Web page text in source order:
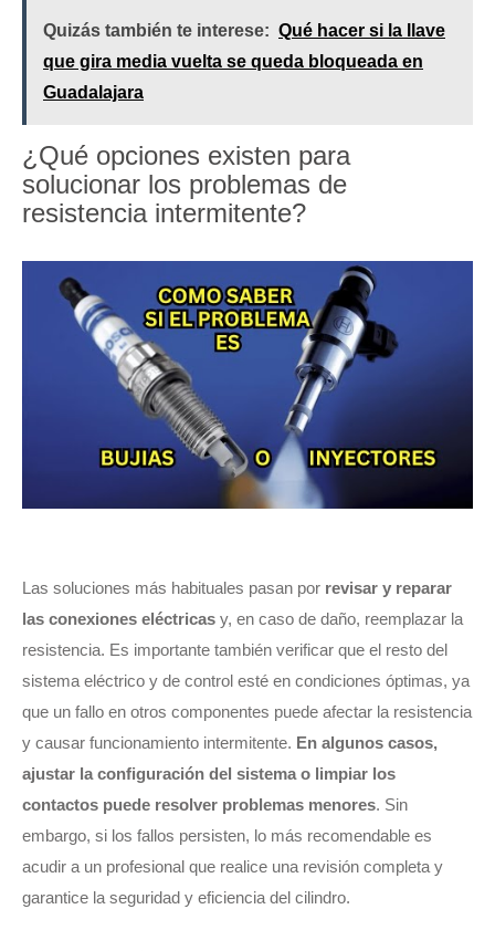
Quizás también te interese: Qué hacer si la llave
que gira media vuelta se queda bloqueada en
Guadalajara
¿Qué opciones existen para
solucionar los problemas de
resistencia intermitente?
Las soluciones más habituales pasan por revisar y reparar
las conexiones eléctricas y, en caso de daño, reemplazar la
resistencia. Es importante también verificar que el resto del
sistema eléctrico y de control esté en condiciones óptimas, ya
que un fallo en otros componentes puede afectar la resistencia
y causar funcionamiento intermitente. En algunos casos,
ajustar la configuración del sistema o limpiar los
contactos puede resolver problemas menores. Sin
embargo, si los fallos persisten, lo más recomendable es
acudir a un profesional que realice una revisión completa y
garantice la seguridad y eficiencia del cilindro.